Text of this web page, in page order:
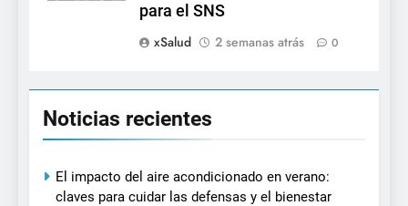
para el SNS
xSalud
2 semanas atrás 0
Noticias recientes
El impacto del aire acondicionado en verano:
claves para cuidar las defensas y el bienestar